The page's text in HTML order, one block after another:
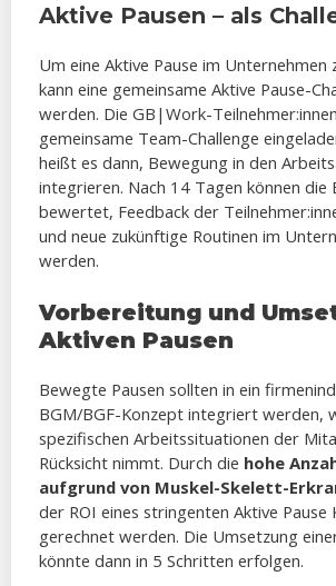
Aktive Pausen – als
Um eine Aktive Pause im Unternehmen
kann eine gemeinsame Aktive Pause-
werden. Die GB|Work-
gemeinsame Team-Challenge
heißt es dann, Bewegung in den
integrieren. Nach 14 Tagen können die
bewertet, Feedback der
und neue zukünftige Routinen im
werden.
Vorbereitung und
Aktiven Pausen
Bewegte Pausen sollten in ein
BGM/BGF-Konzept integriert werden,
spezifischen Arbeitssituationen der
Rücksicht nimmt. Durch die hohe
aufgrund von Muskel-Skelett-
der ROI eines stringenten Aktive Pause
gerechnet werden. Die Umsetzung
könnte dann in 5 Schritten erfolgen.